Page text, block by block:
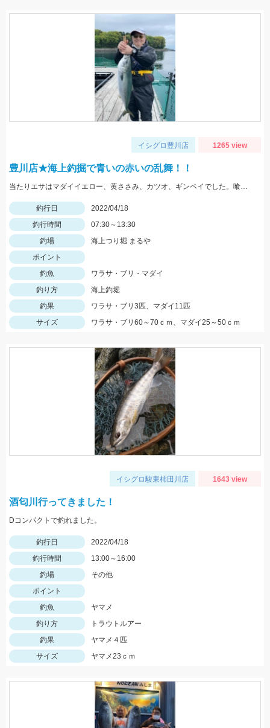
イシグロ豊川店 1265 view
豊川店★海上釣掘で青いの赤いの乱舞！！
当たりエサはマダイイエロー、黄ささみ、カツオ、ギンペイでした。喰いが渋い時はミャク釣りや細ハリスが効く！
釣行日
2022/04/18
釣行時間
07:30～13:30
釣場
海上つり堀 まるや
ポイント
釣魚
ワラサ・ブリ・マダイ
釣り方
海上釣堀
釣果
ワラサ・ブリ3匹、マダイ11匹
サイズ
ワラサ・ブリ60～70ｃｍ、マダイ25～50ｃｍ
イシグロ駿東柿田川店 1643 view
酒匂川行ってきました！
Dコンパクトで釣れました。
釣行日
2022/04/18
釣行時間
13:00～16:00
釣場
その他
ポイント
釣魚
ヤマメ
釣り方
トラウトルアー
釣果
ヤマメ４匹
サイズ
ヤマメ23ｃｍ